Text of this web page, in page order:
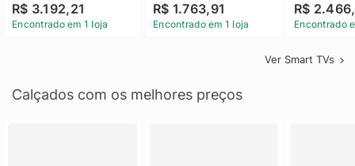
Bluetooth
R$ 3.192,21
Encontrado em 1 loja
43LM631C0SB LG
R$ 1.763,91
Encontrado em 1 loja
R$
Encontrado
Ver Smart TVs
Calçados com os melhores preços